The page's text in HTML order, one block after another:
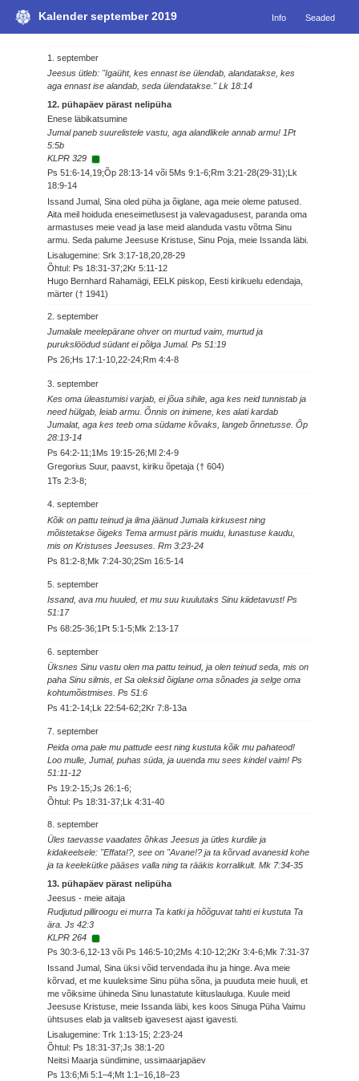
Kalender september 2019 Info Seaded
1. september
Jeesus ütleb: "Igaüht, kes ennast ise ülendab, alandatakse, kes
aga ennast ise alandab, seda ülendatakse." Lk 18:14
12. pühapäev pärast nelipüha
Enese läbikatsumine
Jumal paneb suurelistele vastu, aga alandlikele annab armu! 1Pt
5:5b
KLPR 329
Ps 51:6-14,19;Õp 28:13-14 või 5Ms 9:1-6;Rm 3:21-28(29-31);Lk
18:9-14
Issand Jumal, Sina oled püha ja õiglane, aga meie oleme patused.
Aita meil hoiduda eneseimetlusest ja valevagadusest, paranda oma
armastuses meie vead ja lase meid alanduda vastu võtma Sinu
armu. Seda palume Jeesuse Kristuse, Sinu Poja, meie Issanda läbi.
Lisalugemine: Srk 3:17-18,20,28-29
Õhtul: Ps 18:31-37;2Kr 5:11-12
Hugo Bernhard Rahamägi, EELK piiskop, Eesti kirikuelu edendaja,
märter († 1941)
2. september
Jumalale meelepärane ohver on murtud vaim, murtud ja
purukslöödud südant ei põlga Jumal. Ps 51:19
Ps 26;Hs 17:1-10,22-24;Rm 4:4-8
3. september
Kes oma üleastumisi varjab, ei jõua sihile, aga kes neid tunnistab ja
need hülgab, leiab armu. Õnnis on inimene, kes alati kardab
Jumalat, aga kes teeb oma südame kõvaks, langeb õnnetusse. Õp
28:13-14
Ps 64:2-11;1Ms 19:15-26;Ml 2:4-9
Gregorius Suur, paavst, kiriku õpetaja († 604)
1Ts 2:3-8;
4. september
Kõik on pattu teinud ja ilma jäänud Jumala kirkusest ning
mõistetakse õigeks Tema armust päris muidu, lunastuse kaudu,
mis on Kristuses Jeesuses. Rm 3:23-24
Ps 81:2-8;Mk 7:24-30;2Sm 16:5-14
5. september
Issand, ava mu huuled, et mu suu kuulutaks Sinu kiidetavust! Ps
51:17
Ps 68:25-36;1Pt 5:1-5;Mk 2:13-17
6. september
Üksnes Sinu vastu olen ma pattu teinud, ja olen teinud seda, mis on
paha Sinu silmis, et Sa oleksid õiglane oma sõnades ja selge oma
kohtumõistmises. Ps 51:6
Ps 41:2-14;Lk 22:54-62;2Kr 7:8-13a
7. september
Peida oma pale mu pattude eest ning kustuta kõik mu pahateod!
Loo mulle, Jumal, puhas süda, ja uuenda mu sees kindel vaim! Ps
51:11-12
Ps 19:2-15;Js 26:1-6;
Õhtul: Ps 18:31-37;Lk 4:31-40
8. september
Üles taevasse vaadates õhkas Jeesus ja ütles kurdile ja
kidakeelsele: "Effata!?, see on "Avane!? ja ta kõrvad avanesid kohe
ja ta keelekütke pääses valla ning ta rääkis korralikult. Mk 7:34-35
13. pühapäev pärast nelipüha
Jeesus - meie aitaja
Rudjutud pilliroogu ei murra Ta katki ja hõõguvat tahti ei kustuta Ta
ära. Js 42:3
KLPR 264
Ps 30:3-6,12-13 või Ps 146:5-10;2Ms 4:10-12;2Kr 3:4-6;Mk 7:31-37
Issand Jumal, Sina üksi võid tervendada ihu ja hinge. Ava meie
kõrvad, et me kuuleksime Sinu püha sõna, ja puuduta meie huuli, et
me võiksime ühineda Sinu lunastatute kiituslauluga. Kuule meid
Jeesuse Kristuse, meie Issanda läbi, kes koos Sinuga Püha Vaimu
ühtsuses elab ja valitseb igavesest ajast igavesti.
Lisalugemine: Trk 1:13-15; 2:23-24
Õhtul: Ps 18:31-37;Js 38:1-20
Neitsi Maarja sündimine, ussimaarjapäev
Ps 13:6;Mi 5:1–4;Mt 1:1–16,18–23